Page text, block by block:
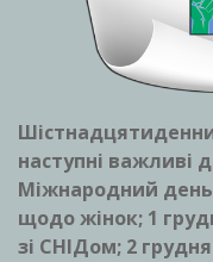
наступні важливі
Міжнародний
щодо жінок; 1
зі СНІДом; 2